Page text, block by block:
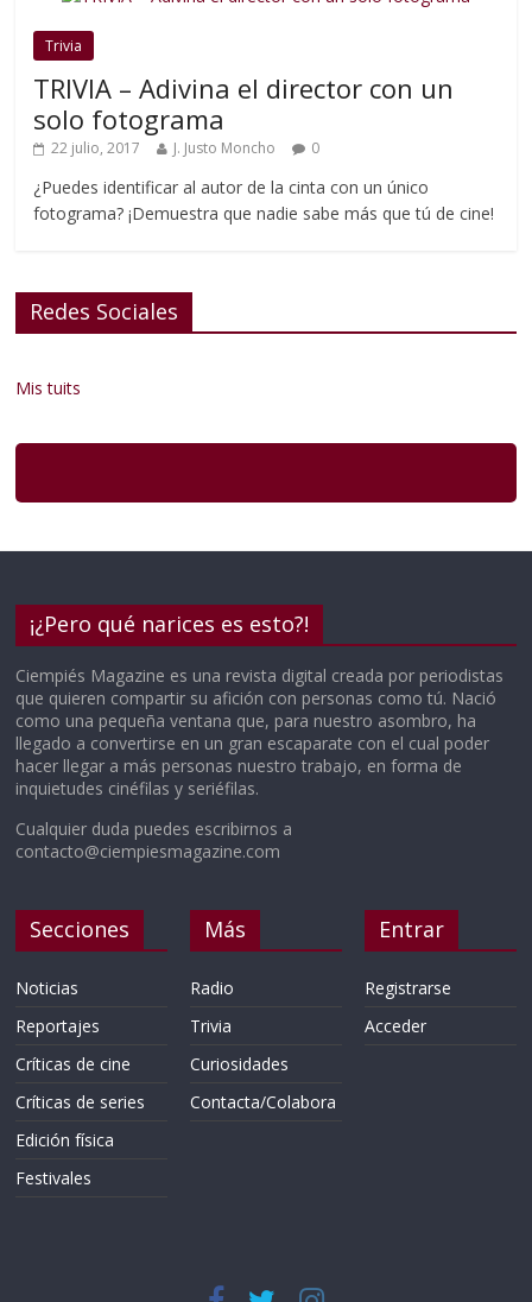
Trivia
TRIVIA – Adivina el director con un
solo fotograma
22 julio, 2017 J. Justo Moncho 0
¿Puedes identificar al autor de la cinta con un único
fotograma? ¡Demuestra que nadie sabe más que tú de cine!
Redes Sociales
Mis tuits
¡¿Pero qué narices es esto?!
Ciempiés Magazine es una revista digital creada por periodistas
que quieren compartir su afición con personas como tú. Nació
como una pequeña ventana que, para nuestro asombro, ha
llegado a convertirse en un gran escaparate con el cual poder
hacer llegar a más personas nuestro trabajo, en forma de
inquietudes cinéfilas y seriéfilas.
Cualquier duda puedes escribirnos a
contacto@ciempiesmagazine.com
Secciones
Noticias
Reportajes
Críticas de cine
Críticas de series
Edición física
Festivales
Más
Radio
Trivia
Curiosidades
Contacta/Colabora
Entrar
Registrarse
Acceder